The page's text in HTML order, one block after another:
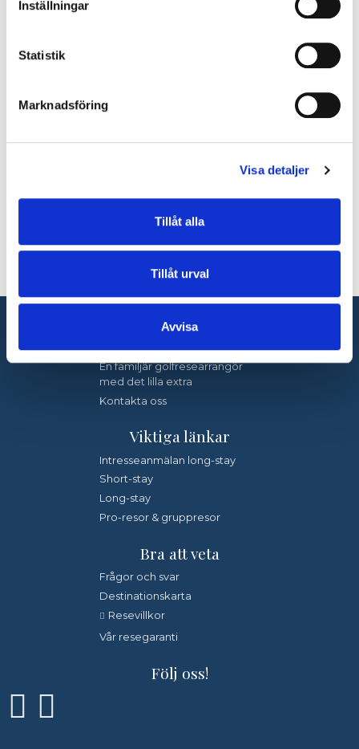
Inställningar
Statistik
Marknadsföring
Visa detaljer
Tillåt alla
Tillåt urval
Avvisa
Instagram:
Stigbergsliden 7
Kontaktformulär Ring oss
Fyll i denna kod. Detta används för att kontrollera att det
inte är en dator som fyller i formulär automatiskt.
Jag samtycker till dataskyddspolicyn.
Läs vår dataskyddspolicy här »
En familjär golfresearrangör
med det lilla extra
Kontakta oss
Viktiga länkar
Intresseanmälan long-stay
Short-stay
Long-stay
Pro-resor & gruppresor
Bra att veta
Frågor och svar
Destinationskarta
Resevillkor
Vår resegaranti
Följ oss!